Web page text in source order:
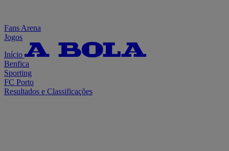
Fans Arena
Jogos
Início
Benfica
Sporting
FC Porto
Resultados e Classificações